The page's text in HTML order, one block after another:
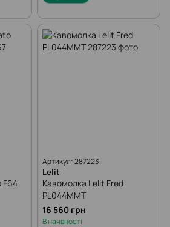
F64
Артикул: 287223
Lelit
Кавомолка Lelit Fred
PL044MMT
16 560 грн
В наявності